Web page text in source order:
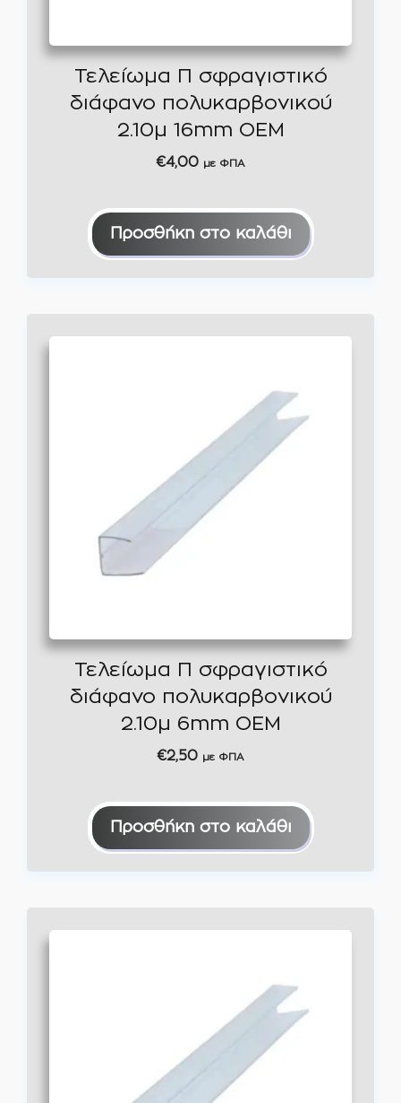
Τελείωμα Π σφραγιστικό
διάφανο πολυκαρβονικού
2.10μ 16mm ΟΕΜ
€4,00 με ΦΠΑ
Προσθήκη στο καλάθι
Τελείωμα Π σφραγιστικό
διάφανο πολυκαρβονικού
2.10μ 6mm ΟΕΜ
€2,50 με ΦΠΑ
Προσθήκη στο καλάθι